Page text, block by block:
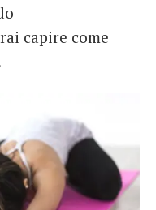
capire come